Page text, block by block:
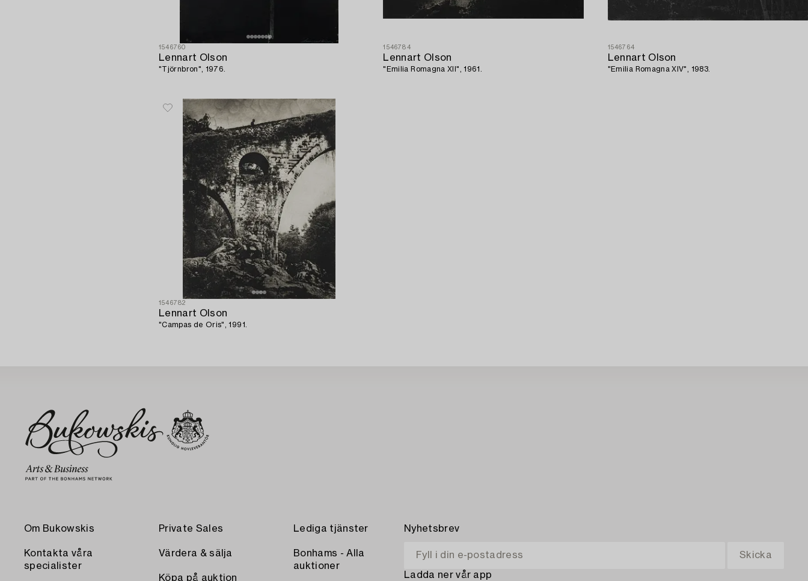
1546760
Lennart Olson
"Tjörnbron", 1976.
1546784
Lennart Olson
"Emilia Romagna XII", 1961.
1546764
Lennart Olson
"Emilia Romagna XIV", 1983.
1546782
Lennart Olson
"Campas de Oris", 1991.
Om Bukowskis
Kontakta våra
specialister
Private Sales
Värdera & sälja
Köpa på auktion
Lediga tjänster
Bonhams - Alla
auktioner
Nyhetsbrev
Ladda ner vår app